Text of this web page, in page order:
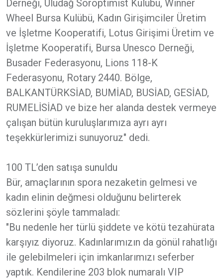
Derneği, Uludağ Soroptimist Kulübü, Winner
Wheel Bursa Kulübü, Kadın Girişimciler Üretim
ve İşletme Kooperatifi, Lotus Girişimi Üretim ve
İşletme Kooperatifi, Bursa Unesco Derneği,
Busader Federasyonu, Lions 118-K
Federasyonu, Rotary 2440. Bölge,
BALKANTÜRKSİAD, BUMİAD, BUSİAD, GESİAD,
RUMELİSİAD ve bize her alanda destek vermeye
çalışan bütün kuruluşlarımıza ayrı ayrı
teşekkürlerimizi sunuyoruz" dedi.
100 TL’den satışa sunuldu
Bür, amaçlarının spora nezaketin gelmesi ve
kadın elinin değmesi olduğunu belirterek
sözlerini şöyle tammaladı:
"Bu nedenle her türlü şiddete ve kötü tezahürata
karşıyız diyoruz. Kadınlarımızın da gönül rahatlığı
ile gelebilmeleri için imkanlarımızı seferber
yaptık. Kendilerine 203 blok numaralı VIP